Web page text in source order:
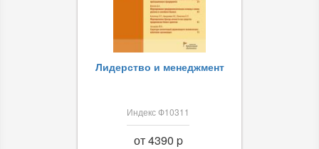
Лидерство и менеджмент
Индекс Ф10311
от 4390 p